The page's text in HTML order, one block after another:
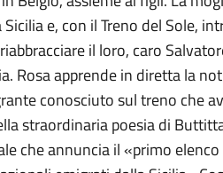
e, con il Treno del Sole,
il loro, caro
Rosa apprende in diretta la
conosciuto sul treno che
straordinaria poesia di
che annuncia il «primo